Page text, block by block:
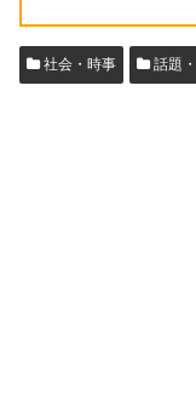
社会・時事 話題